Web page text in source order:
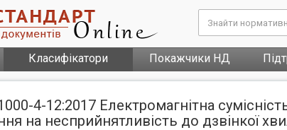
Класифікатори Покажчики НД
4-12:2017 Електромагнітна
на несприйнятливість до дзвінкої